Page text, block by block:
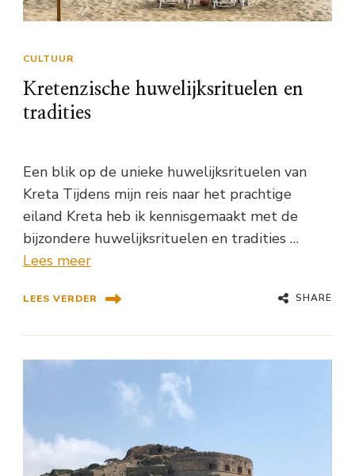
CULTUUR
Kretenzische huwelijksrituelen en
tradities
Een blik op de unieke huwelijksrituelen van
Kreta Tijdens mijn reis naar het prachtige
eiland Kreta heb ik kennisgemaakt met de
bijzondere huwelijksrituelen en tradities …
Lees meer
LEES VERDER SHARE